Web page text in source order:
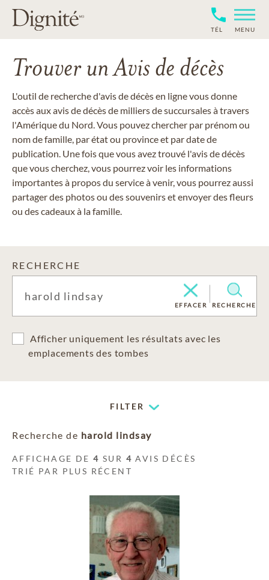
TÉL MENU
Trouver un Avis de décès
L'outil de recherche d'avis de décès en ligne vous donne
accès aux avis de décès de milliers de succursales à travers
l'Amérique du Nord. Vous pouvez chercher par prénom ou
nom de famille, par état ou province et par date de
publication. Une fois que vous avez trouvé l'avis de décès
que vous cherchez, vous pourrez voir les informations
importantes à propos du service à venir, vous pourrez aussi
partager des photos ou des souvenirs et envoyer des fleurs
ou des cadeaux à la famille.
RECHERCHE
EFFACER RECHERCHE
Afficher uniquement les résultats avec les
emplacements des tombes
FILTER
Recherche de harold lindsay
AFFICHAGE DE4 SUR 4 AVIS DÉCÈS
TRIÉ PAR PLUS RÉCENT